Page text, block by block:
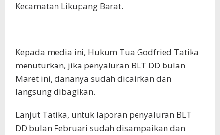
Kecamatan Likupang Barat.
Kepada media ini, Hukum Tua Godfried Tatika
menuturkan, jika penyaluran BLT DD bulan
Maret ini, dananya sudah dicairkan dan
langsung dibagikan.
Lanjut Tatika, untuk laporan penyaluran BLT
DD bulan Februari sudah disampaikan dan